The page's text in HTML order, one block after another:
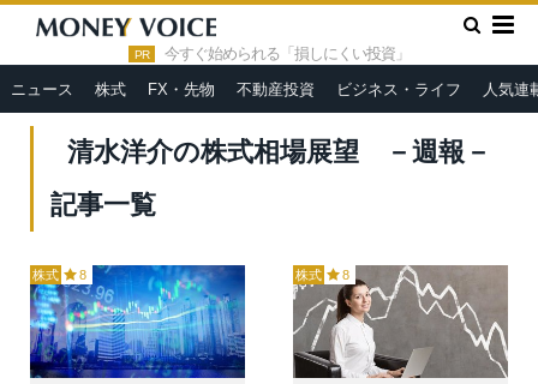
PR 今すぐ始められる「損しにくい投資」
ニュース 株式 FX・先物 不動産投資 ビジネス・ライフ 人気連
HOME » 清水洋介の株式相場展望 －週報－
清水洋介の株式相場展望 －週報－
記事一覧
株式 8 株式 8